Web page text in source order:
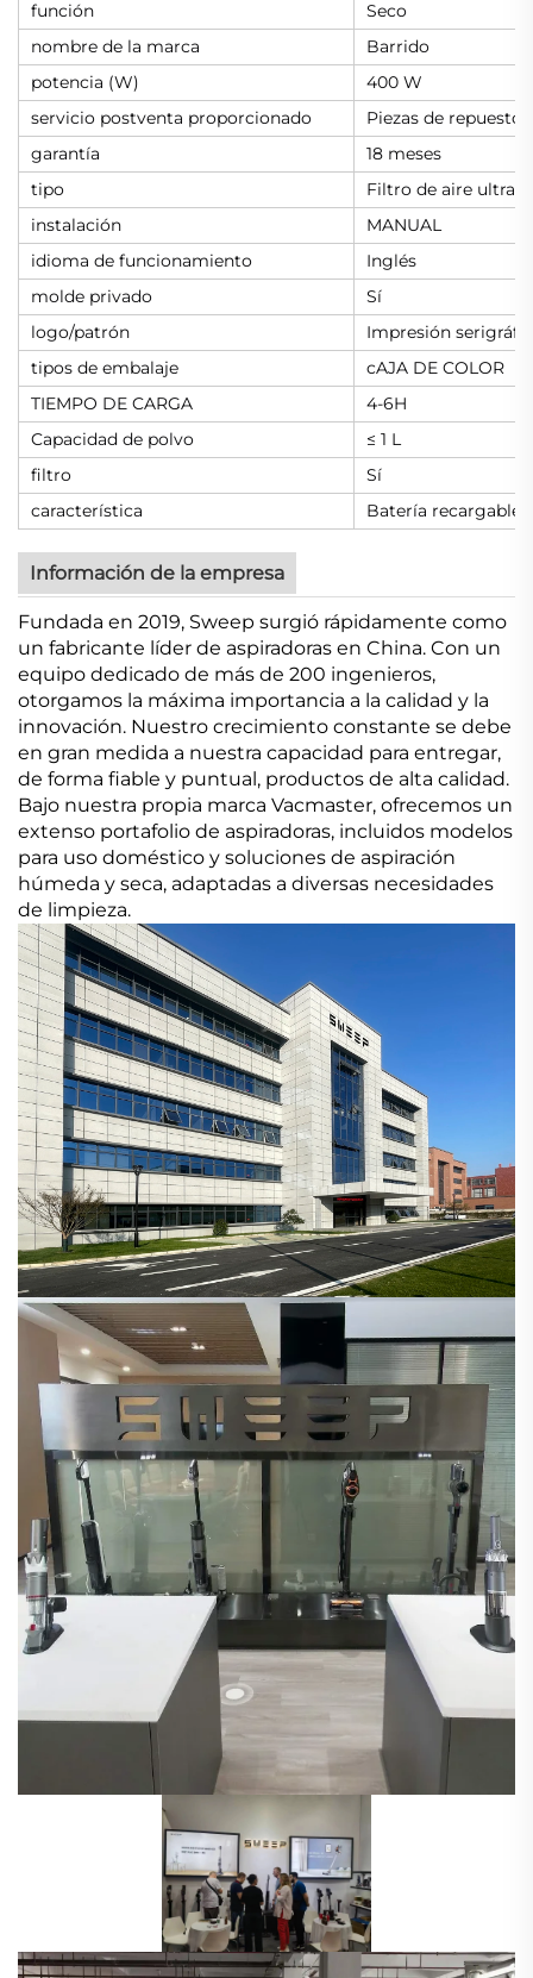
función
Seco
nombre de la marca
Barrido
potencia (W)
400 W
servicio postventa proporcionado
Piezas de repuesto
garantía
18 meses
tipo
Filtro de aire
instalación
MANUAL
idioma de funcionamiento
Inglés
molde privado
Sí
logo/patrón
Impresión
tipos de embalaje
cAJA DE COLOR
TIEMPO DE CARGA
4-6H
Capacidad de polvo
≤ 1 L
filtro
Sí
característica
Batería recargable
Información de la empresa
Fundada en 2019, Sweep surgió rápidamente como
un fabricante líder de aspiradoras en China. Con un
equipo dedicado de más de 200 ingenieros,
otorgamos la máxima importancia a la calidad y la
innovación. Nuestro crecimiento constante se debe
en gran medida a nuestra capacidad para entregar,
de forma fiable y puntual, productos de alta calidad.
Bajo nuestra propia marca Vacmaster, ofrecemos un
extenso portafolio de aspiradoras, incluidos modelos
para uso doméstico y soluciones de aspiración
húmeda y seca, adaptadas a diversas necesidades
de limpieza.